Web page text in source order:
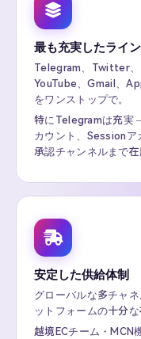
最も充実したライ
Telegram、Twitter、
YouTube、Gmail、
をワンストップで。
特にTelegramは充実
カウント、Sessionア
承認チャンネルまで在
安定した供給体制
グローバルな多チャ
ットフォームの十分な
越境ECチーム・MCN